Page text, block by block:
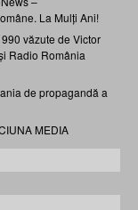
La Mulți Ani!
văzute de Victor
Radio România
de propagandă a
MEDIA